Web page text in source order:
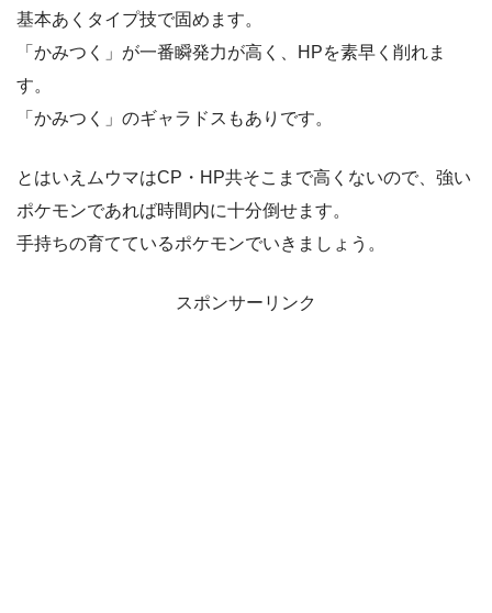
基本あくタイプ技で固めます。
「かみつく」が一番瞬発力が高く、HPを素早く削れま
す。
「かみつく」のギャラドスもありです。
とはいえムウマはCP・HP共そこまで高くないので、強い
ポケモンであれば時間内に十分倒せます。
手持ちの育てているポケモンでいきましょう。
スポンサーリンク